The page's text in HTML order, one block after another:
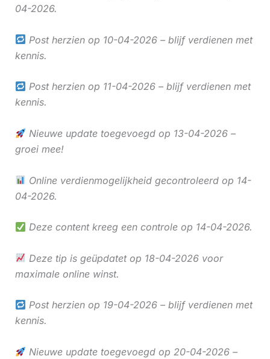
04-2026.
Post herzien op 10-04-2026 – blijf verdienen met
kennis.
Post herzien op 11-04-2026 – blijf verdienen met
kennis.
Nieuwe update toegevoegd op 13-04-2026 –
groei mee!
Online verdienmogelijkheid gecontroleerd op 14-
04-2026.
Deze content kreeg een controle op 14-04-2026.
Deze tip is geüpdatet op 18-04-2026 voor
maximale online winst.
Post herzien op 19-04-2026 – blijf verdienen met
kennis.
Nieuwe update toegevoegd op 20-04-2026 –